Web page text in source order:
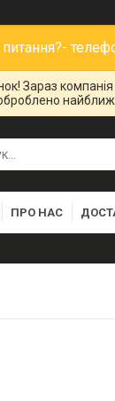
Зараз
ПРО НАС